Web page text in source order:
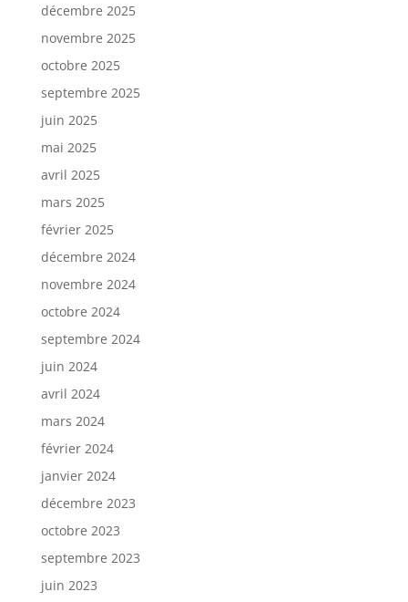
décembre 2025
novembre 2025
octobre 2025
septembre 2025
juin 2025
mai 2025
avril 2025
mars 2025
février 2025
décembre 2024
novembre 2024
octobre 2024
septembre 2024
juin 2024
avril 2024
mars 2024
février 2024
janvier 2024
décembre 2023
octobre 2023
septembre 2023
juin 2023